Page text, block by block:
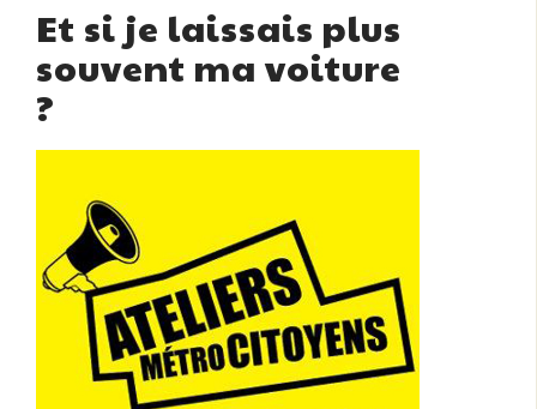
Et si je laissais plus
souvent ma voiture
?